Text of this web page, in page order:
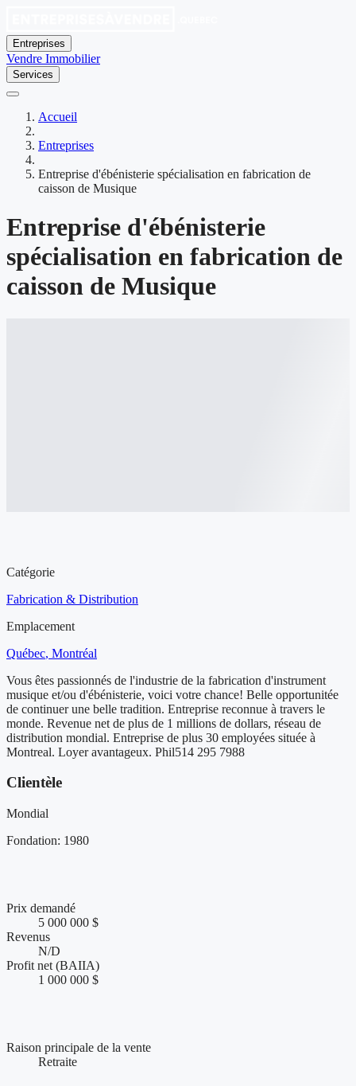
Entreprises
Vendre Immobilier
Services
Accueil
Entreprises
Entreprise d'ébénisterie spécialisation en fabrication de
caisson de Musique
Entreprise d'ébénisterie
spécialisation en fabrication de
caisson de Musique
Catégorie
Fabrication & Distribution
Emplacement
Québec, Montréal
Vous êtes passionnés de l'industrie de la fabrication d'instrument
musique et/ou d'ébénisterie, voici votre chance! Belle opportunitée
de continuer une belle tradition. Entreprise reconnue à travers le
monde. Revenue net de plus de 1 millions de dollars, réseau de
distribution mondial. Entreprise de plus 30 employées située à
Montreal. Loyer avantageux. Phil514 295 7988
Clientèle
Mondial
Fondation: 1980
Prix demandé
5 000 000 $
Revenus
N/D
Profit net (BAIIA)
1 000 000 $
Raison principale de la vente
Retraite